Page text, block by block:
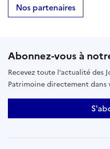
Nos partenaires
Abonnez-vous à
Recevez toute l’actualité des
Patrimoine directement dans